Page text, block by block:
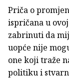
Priča o
ispričana u
zabrinuti da
uopće nije
one koji traže
politiku i